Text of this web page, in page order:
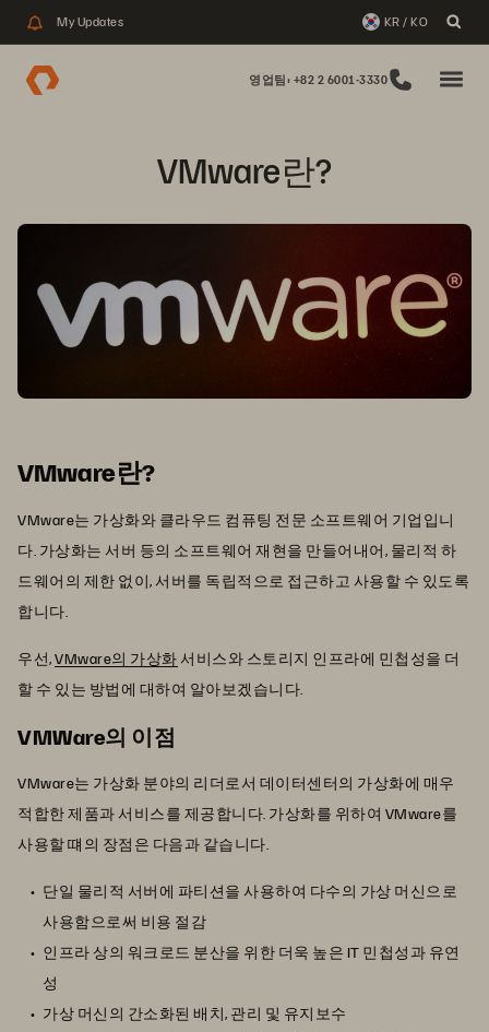
My Updates KR / KO
영업팀: +82 2 6001-3330
VMware란?
VMware란?
VMware는 가상화와 클라우드 컴퓨팅 전문 소프트웨어 기업입니
다. 가상화는 서버 등의 소프트웨어 재현을 만들어내어, 물리적 하
드웨어의 제한 없이, 서버를 독립적으로 접근하고 사용할 수 있도록
합니다.
우선,VMware의 가상화서비스와 스토리지 인프라에 민첩성을 더
할 수 있는 방법에 대하여 알아보겠습니다.
VMWare의 이점
VMware는 가상화 분야의 리더로서 데이터센터의 가상화에 매우
적합한 제품과 서비스를 제공합니다. 가상화를 위하여 VMware를
사용할 떄의 장점은 다음과 같습니다.
단일 물리적 서버에 파티션을 사용하여 다수의 가상 머신으로
사용함으로써 비용 절감
인프라 상의 워크로드 분산을 위한 더욱 높은 IT 민첩성과 유연
성
가상 머신의 간소화된 배치, 관리 및 유지보수